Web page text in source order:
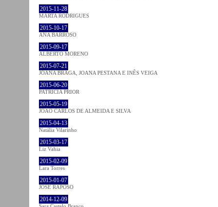
2015-11-28
MARTA RODRIGUES
2015-10-17
ANA BARROSO
2015-09-17
ALBERTO MORENO
2015-07-21
JOANA BRAGA, JOANA PESTANA E INÊS VEIGA
2015-06-20
PATRÍCIA PRIOR
2015-05-19
JOÃO CARLOS DE ALMEIDA E SILVA
2015-04-13
Natália Vilarinho
2015-03-17
Liz Vahia
2015-02-09
Lara Torres
2015-01-07
JOSÉ RAPOSO
2014-12-09